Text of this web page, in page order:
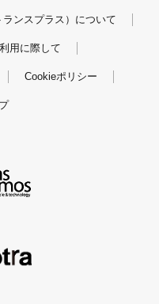
ンスプラス）について
用に際して
Cookieポリシー